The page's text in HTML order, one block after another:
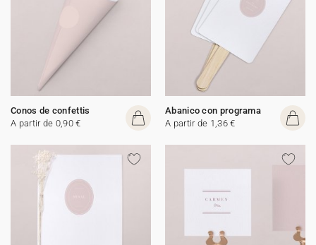
Conos de confettis
A partir de 0,90 €
Abanico con programa
A partir de 1,36 €